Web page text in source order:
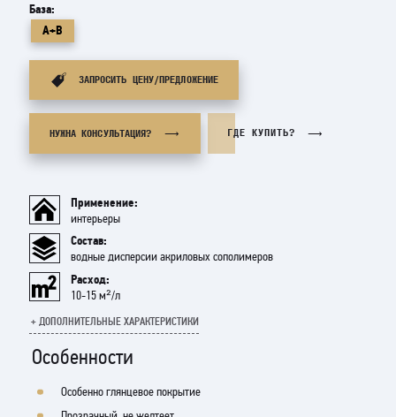
База:
А+В
ЗАПРОСИТЬ ЦЕНУ/ПРЕДЛОЖЕНИЕ
НУЖНА КОНСУЛЬТАЦИЯ? ГДЕ КУПИТЬ?
Применение:
интерьеры
Состав:
водные дисперсии акриловых сополимеров
Расход:
10-15 м²/л
+ ДОПОЛНИТЕЛЬНЫЕ ХАРАКТЕРИСТИКИ
лак на водной основе. Образует финишное прозрачное, износостойкое
Особенности
Особенно глянцевое покрытие